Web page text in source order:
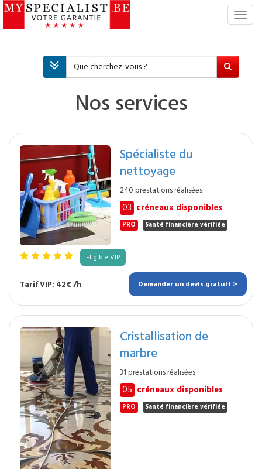
S
i
Nos services
Spécialiste du
nettoyage
240 prestations réalisées
03 créneaux disponibles
PRO Santé financière vérifiée
Eligible VIP
Tarif VIP: 42€ /h Demander un devis gratuit >
Cristallisation de
marbre
31 prestations réalisées
05 créneaux disponibles
PRO Santé financière vérifiée